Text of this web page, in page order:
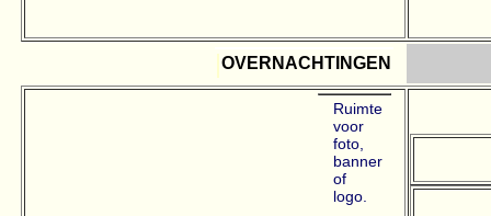
OVERNACHTINGEN
Ruimte
voor
foto,
banner
of
logo.